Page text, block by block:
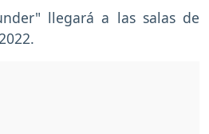
llegará a las salas de